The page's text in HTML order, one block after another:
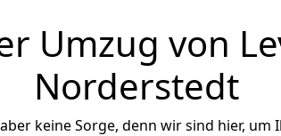
Umzug von
Norderstedt
keine Sorge, denn wir sind hier, um